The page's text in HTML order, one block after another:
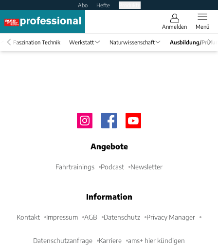
Abo Hefte
Anmelden Menü
Faszination Technik Werkstatt Naturwissenschaft Ausbildung/
Angebote
Fahrtrainings Podcast Newsletter
Information
Kontakt Impressum AGB Datenschutz Privacy Manager
Datenschutzanfrage Karriere ams+ hier kündigen